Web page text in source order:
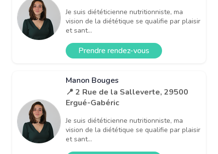
Je suis diététicienne nutritionniste, ma
vision de la diététique se qualifie par plaisir
et sant...
Prendre rendez-vous
Manon Bouges
📍 2 Rue de la Salleverte, 29500
Ergué-Gabéric
Je suis diététicienne nutritionniste, ma
vision de la diététique se qualifie par plaisir
et sant...